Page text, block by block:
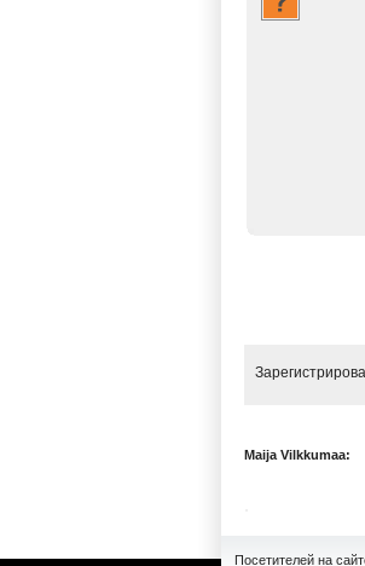
Maija Vilkkumaa:
Посетителей на